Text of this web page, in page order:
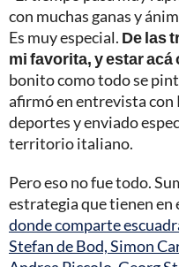
con muchas ganas y
Es muy especial. De las
mi favorita, y estar acá
bonito como todo se
afirmó en entrevista con
deportes y enviado
territorio italiano.
Pero eso no fue todo.
estrategia que tienen en
donde comparte
Stefan de Bod, Simon